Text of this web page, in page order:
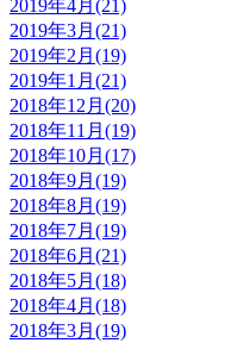
2019年4月(21)
2019年3月(21)
2019年2月(19)
2019年1月(21)
2018年12月(20)
2018年11月(19)
2018年10月(17)
2018年9月(19)
2018年8月(19)
2018年7月(19)
2018年6月(21)
2018年5月(18)
2018年4月(18)
2018年3月(19)